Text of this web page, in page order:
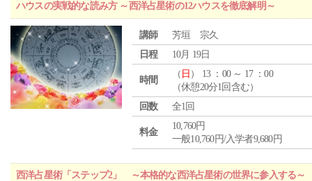
ハウスの実戦的な読み方 ～西洋占星術の12ハウスを徹底解明～
講師
芳垣 宗久
日程
10月 19日
時間
（ 日 ） 13 ：00 ～ 17 ：00
（休憩20分1回含む）
回数
全1回
料金
10,760円
一般10,760円/入学者9,680円
西洋占星術「ステップ2」 ～本格的な西洋占星術の世界に参入する～